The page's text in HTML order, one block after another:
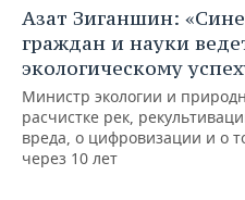
Азат Зиганшин:
граждан и науки
экологическому
Министр экологии и
расчистке рек,
вреда, о цифровизации и о
через 10 лет